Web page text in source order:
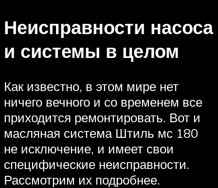
Неисправности насоса
и системы в целом
Как известно, в этом мире нет
ничего вечного и со временем все
приходится ремонтировать. Вот и
масляная система Штиль мс 180
не исключение, и имеет свои
специфические неисправности.
Рассмотрим их подробнее.